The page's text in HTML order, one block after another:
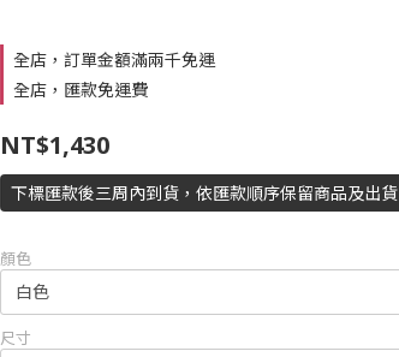
全店，訂單金額滿兩千免運
全店，匯款免運費
NT$1,430
下標匯款後三周內到貨，依匯款順序保留商品及出貨
顏色
尺寸